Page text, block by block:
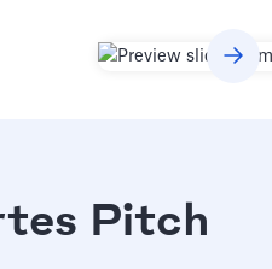
Pitch